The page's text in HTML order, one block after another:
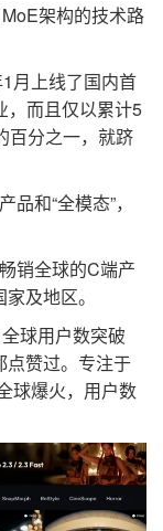
架构的技术路
上线了国内首
，而且仅以累计5
百分之一，就跻
和“全模态”，
销全球的C端产
及地区。
球用户数突破
点赞过。专注于
球爆火，用户数